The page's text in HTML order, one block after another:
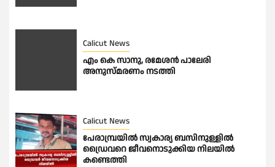
Calicut News
എം കെ സാനു, രമേശൻ പാലേരി
അനുസ്മരണം നടത്തി
Calicut News
പേരാമ്പ്രയിൽ സ്വകാര്യ ബസിനുള്ളിൽ
ഡ്രൈവറെ ജീവനൊടുക്കിയ നിലയിൽ
കണ്ടെത്തി